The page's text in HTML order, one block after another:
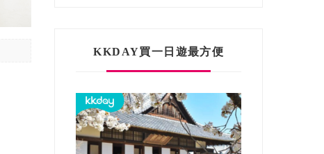
KKDAY買一日遊最方便